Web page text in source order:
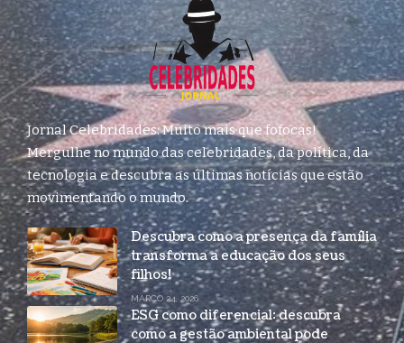
Jornal Celebridades: Muito mais que fofocas!
Mergulhe no mundo das celebridades, da política, da
tecnologia e descubra as últimas notícias que estão
movimentando o mundo.
Descubra como a presença da família
transforma a educação dos seus
filhos!
MARÇO 24, 2026
ESG como diferencial: descubra
como a gestão ambiental pode